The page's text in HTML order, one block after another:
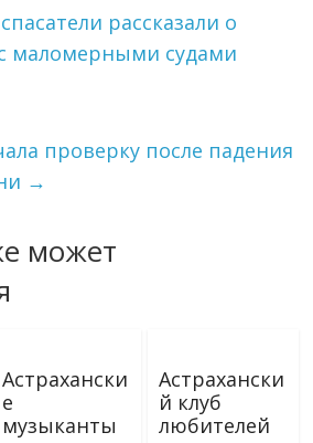
рассказали о
маломерными судами
проверку после падения
→
может
Астрахански
е
музыканты
Астрахански
й клуб
любителей